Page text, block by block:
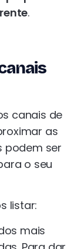
.
canais de
as
podem ser
o seu
listar:
mais